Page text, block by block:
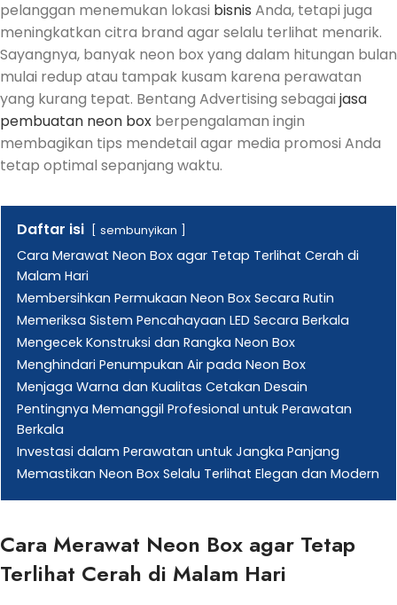
pelanggan menemukan lokasi bisnis Anda, tetapi juga
meningkatkan citra brand agar selalu terlihat menarik.
Sayangnya, banyak neon box yang dalam hitungan bulan
mulai redup atau tampak kusam karena perawatan
yang kurang tepat. Bentang Advertising sebagai jasa
pembuatan neon box berpengalaman ingin
membagikan tips mendetail agar media promosi Anda
tetap optimal sepanjang waktu.
Daftar isi sembunyikan
Cara Merawat Neon Box agar Tetap Terlihat Cerah di
Malam Hari
Membersihkan Permukaan Neon Box Secara Rutin
Memeriksa Sistem Pencahayaan LED Secara Berkala
Mengecek Konstruksi dan Rangka Neon Box
Menghindari Penumpukan Air pada Neon Box
Menjaga Warna dan Kualitas Cetakan Desain
Pentingnya Memanggil Profesional untuk Perawatan
Berkala
Investasi dalam Perawatan untuk Jangka Panjang
Memastikan Neon Box Selalu Terlihat Elegan dan Modern
Cara Merawat Neon Box agar Tetap
Terlihat Cerah di Malam Hari